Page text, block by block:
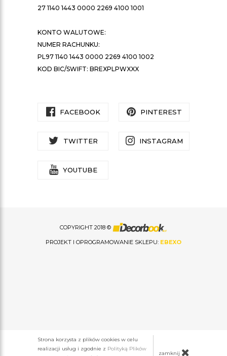
27 1140 1443 0000 2269 4100 1001
KONTO WALUTOWE:
NUMER RACHUNKU:
PL97 1140 1443 0000 2269 4100 1002
KOD BIC/SWIFT: BREXPLPWXXX
FACEBOOK PINTEREST
TWITTER INSTAGRAM
YOUTUBE
COPYRIGHT 2018 ©
PROJEKT I OPROGRAMOWANIE SKLEPU: EBEXO
Strona korzysta z plików cookies w celu
realizacji usług i zgodnie z Polityką Plików
zamknij